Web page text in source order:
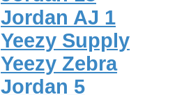
Jordan AJ 1
Yeezy Supply
Yeezy Zebra
Jordan 5